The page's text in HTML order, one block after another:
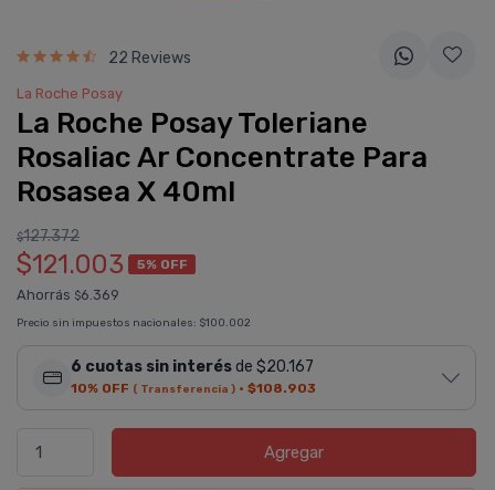
22 Reviews
La Roche Posay
La Roche Posay Toleriane
Rosaliac Ar Concentrate Para
Rosasea X 40ml
$127.372
$121.003 5% OFF
Ahorrás $6.369
Precio sin impuestos nacionales: $100.002
6 cuotas sin interésde $20.167
10% OFF ( Transferencia ) · $108.903
Agregar